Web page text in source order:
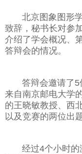
北京图象图形学
致辞，秘书长对参
介绍了学会概况、
答辩会的情况。
答辩会邀请了5
来自南京邮电大学
的王晓敏教授、西
以及竞赛的两位出
经过4个小时的